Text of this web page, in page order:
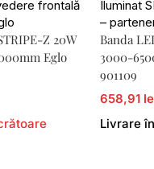
Z 20W
Eglo
Banda
3000-
901109
658,91
Livrare în